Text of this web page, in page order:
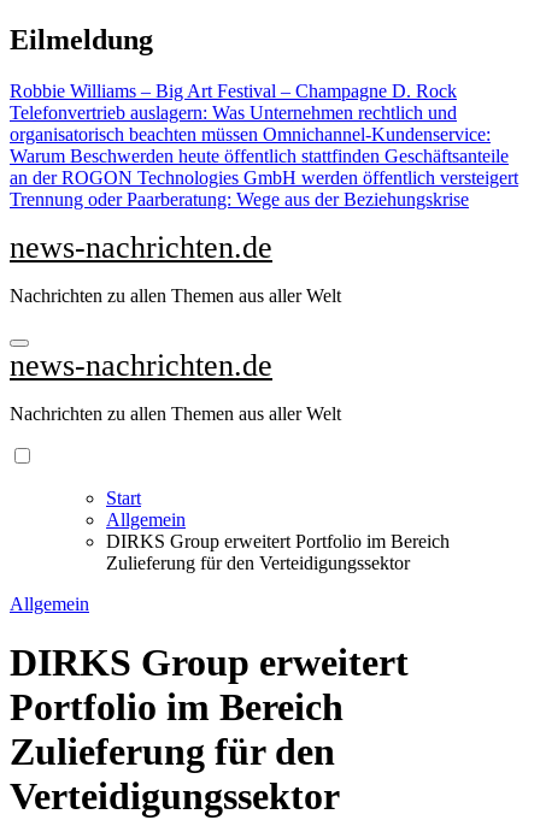
Zu
Inhalten
Eilmeldung
Robbie Williams – Big Art Festival – Champagne D. Rock
Telefonvertrieb auslagern: Was Unternehmen rechtlich und
organisatorisch beachten müssen Omnichannel-Kundenservice:
Warum Beschwerden heute öffentlich stattfinden Geschäftsanteile
an der ROGON Technologies GmbH werden öffentlich versteigert
Trennung oder Paarberatung: Wege aus der Beziehungskrise
news-nachrichten.de
Nachrichten zu allen Themen aus aller Welt
news-nachrichten.de
Nachrichten zu allen Themen aus aller Welt
Start
Allgemein
DIRKS Group erweitert Portfolio im Bereich
Zulieferung für den Verteidigungssektor
Allgemein
DIRKS Group erweitert
Portfolio im Bereich
Zulieferung für den
Verteidigungssektor